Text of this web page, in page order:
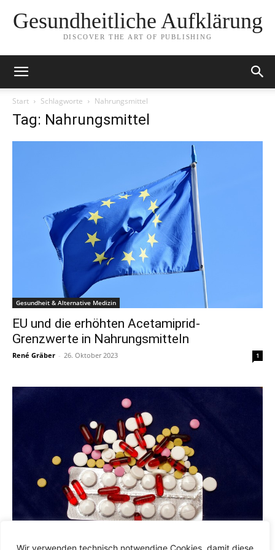
Wir verwenden technisch notwendige Cookies, damit diese
Gesundheitliche Aufklärung
DISCOVER THE ART OF PUBLISHING
Start Schlagworte Nahrungsmittel
Tag: Nahrungsmittel
Gesundheit & Alternative Medizin
EU und die erhöhten Acetamiprid-
Grenzwerte in Nahrungsmitteln
René Gräber - 26. Oktober 2023 1